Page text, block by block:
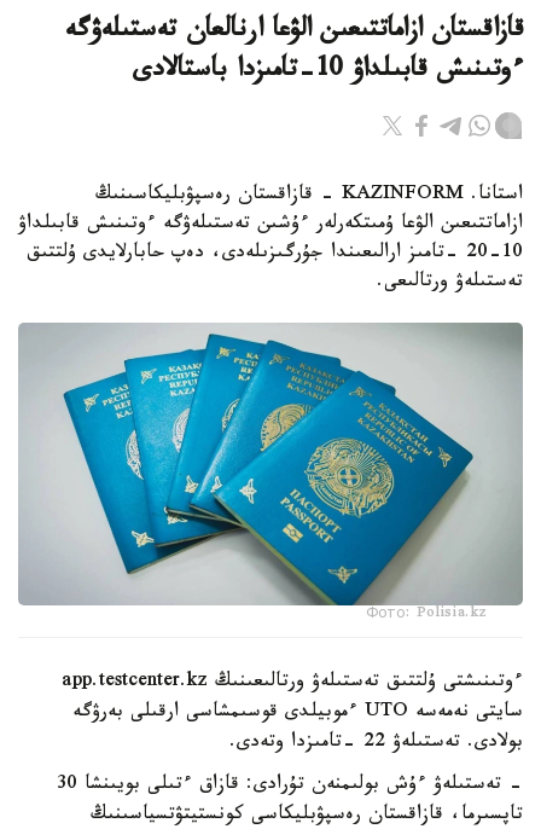
قازاقستان ازاماتتىعىن الۋعا ارنالعان تەستىلەۋگە
ءوتىنىش قابىلداۋ 10-تامىزدا باستالادى
استانا. KAZINFORM - قازاقستان رەسپۋبليكاسىنىڭ
ازاماتتىعىن الۋعا ۇمىتكەرلەر ءۇشىن تەستىلەۋگە ءوتىنىش قابىلداۋ
10-20 -تامىز ارالىعىندا جۇرگىزىلەدى، دەپ حابارلايدى ۇلتتىق
تەستىلەۋ ورتالىعى.
Фото: Polisia.kz
ءوتىنىشتى ۇلتتىق تەستىلەۋ ورتالىعىنىڭ app.testcenter.kz
سايتى نەمەسە UTO ءموبيلدى قوسىمشاسى ارقىلى بەرۋگە
بولادى. تەستىلەۋ 22 -تامىزدا وتەدى.
- تەستىلەۋ ءۇش بولىمنەن تۇرادى: قازاق ءتىلى بويىنشا 30
تاپسىرما، قازاقستان رەسپۋبليكاسى كونستيتۋتسياسىنىڭ